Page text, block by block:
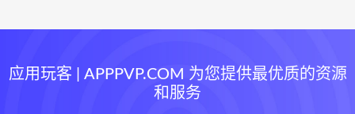
应用玩客 | APPPVP.COM 为您提供最优质的资源
和服务